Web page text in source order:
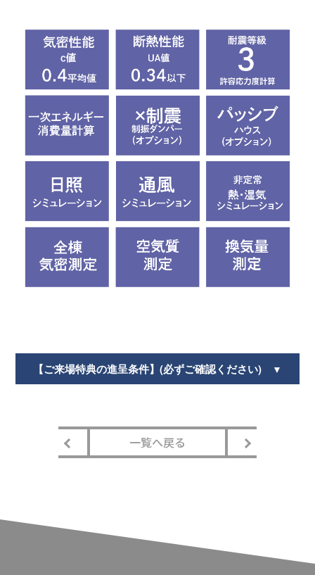
【ご来場特典の進呈条件】(必ずご確認ください) ▼
一覧へ戻る